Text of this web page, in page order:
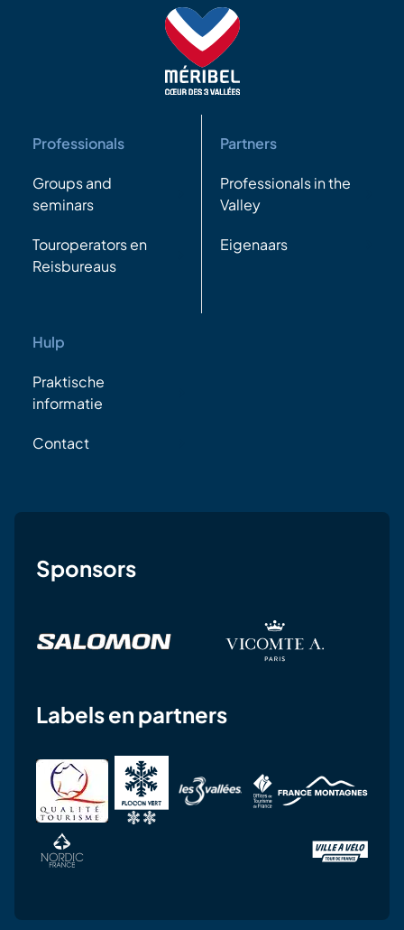
Professionals
Groups and
seminars
Touroperators en
Reisbureaus
Partners
Professionals in the
Valley
Eigenaars
Hulp
Praktische
informatie
Contact
Sponsors
Labels en partners